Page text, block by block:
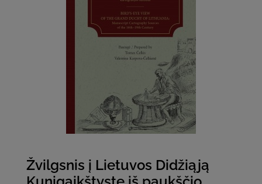
Žvilgsnis į Lietuvos Didžiąją